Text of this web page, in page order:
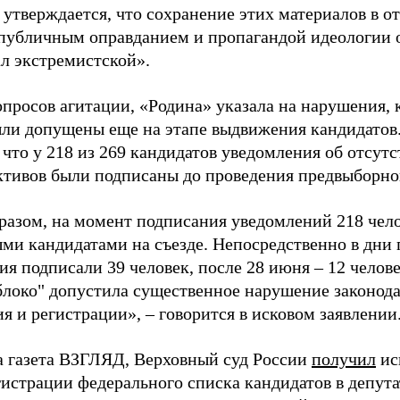
что сохранение этих материалов в
оправданием и пропагандой идеологии
экстремистской».
агитации, «Родина» указала на
допущены еще на этапе выдвижения
что у 218 из 269 кандидатов уведомления об
были подписаны до проведения
на момент подписания уведомлений 218
кандидатами на съезде. Непосредственно в дни
подписали 39 человек, после 28 июня – 12
допустила существенное нарушение
и регистрации», – говорится в исковом
газета ВЗГЛЯД, Верховный суд России получил
федерального списка кандидатов в